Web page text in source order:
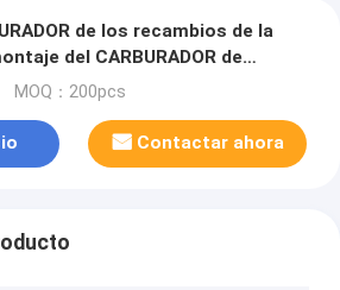
de los recambios de la
del CARBURADOR de
MOQ：200pcs
Contactar ahora